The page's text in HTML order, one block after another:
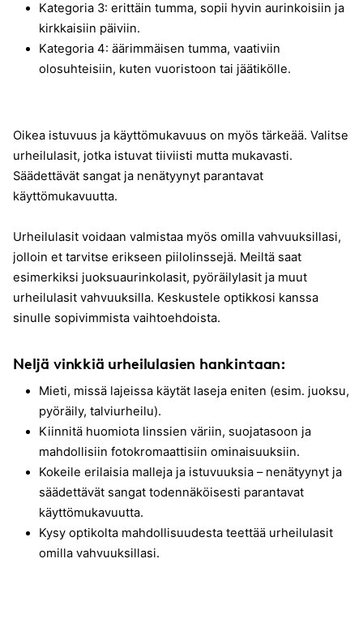
Kategoria 3: erittäin tumma, sopii hyvin aurinkoisiin ja
kirkkaisiin päiviin.
Kategoria 4: äärimmäisen tumma, vaativiin
olosuhteisiin, kuten vuoristoon tai jäätikölle.
Oikea istuvuus ja käyttömukavuus on myös tärkeää. Valitse
urheilulasit, jotka istuvat tiiviisti mutta mukavasti.
Säädettävät sangat ja nenätyynyt parantavat
käyttömukavuutta.
Urheilulasit voidaan valmistaa myös omilla vahvuuksillasi,
jolloin et tarvitse erikseen piilolinssejä. Meiltä saat
esimerkiksi juoksuaurinkolasit, pyöräilylasit ja muut
urheilulasit vahvuuksilla. Keskustele optikkosi kanssa
sinulle sopivimmista vaihtoehdoista.
Neljä vinkkiä urheilulasien hankintaan:
Mieti, missä lajeissa käytät laseja eniten (esim. juoksu,
pyöräily, talviurheilu).
Kiinnitä huomiota linssien väriin, suojatasoon ja
mahdollisiin fotokromaattisiin ominaisuuksiin.
Kokeile erilaisia malleja ja istuvuuksia – nenätyynyt ja
säädettävät sangat todennäköisesti parantavat
käyttömukavuutta.
Kysy optikolta mahdollisuudesta teettää urheilulasit
omilla vahvuuksillasi.